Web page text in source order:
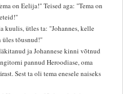
on Eelija!" Teised aga: "Tema on
kuulis, ütles ta: "Johannes, kelle
üles tõusnud!"
ja Johannese kinni võtnud
pannud Heroodiase, oma
Sest ta oli tema enesele naiseks